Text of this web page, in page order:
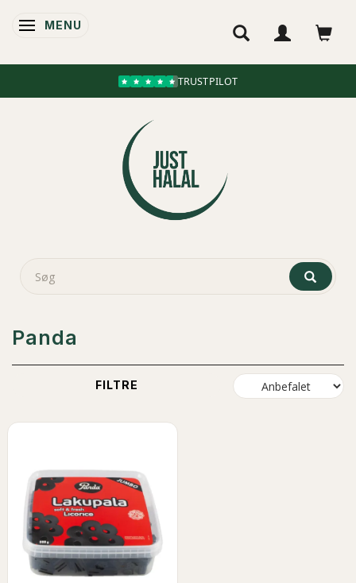
SKIFTE NAVIGATION
MENU
TRUSTPILOT
Panda
FILTRE